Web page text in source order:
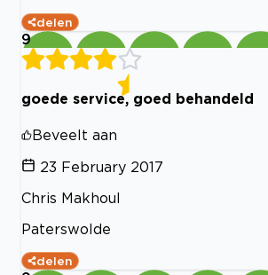
delen
9
goede service, goed behandeld
Beveelt aan
23 February 2017
Chris Makhoul
Paterswolde
delen